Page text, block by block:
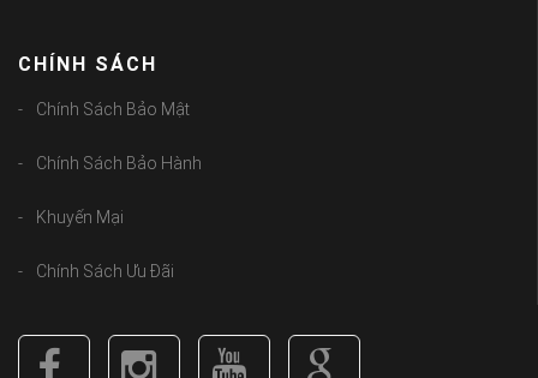
CHÍNH SÁCH
Chính Sách Bảo Mật
Chính Sách Bảo Hành
Khuyến Mại
Chính Sách Ưu Đãi